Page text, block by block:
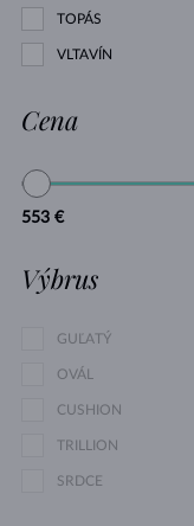
TOPÁS
VLTAVÍN
Cena
553 €
Výbrus
GUĽATÝ
OVÁL
CUSHION
TRILLION
SRDCE